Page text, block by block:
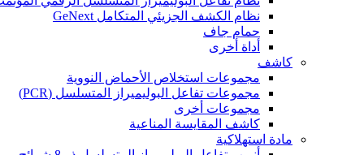
نظام الكشف الجزيئي المتكامل GeNext
حمام جاف
أداة أخرى
كاشف
مجموعات استخلاص الأحماض النووية
مجموعات تفاعل البوليميراز المتسلسل (PCR)
مجموعات أخرى
كاشف المقايسة المناعية
مادة استهلاكية